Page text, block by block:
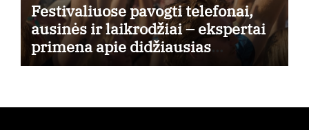
Festivaliuose pavogti telefonai,
ausinės ir laikrodžiai – ekspertai
primena apie didžiausias
finansines rizikas